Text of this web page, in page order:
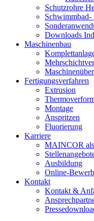
Schutzrohre
Schwimmbad-
Downloads
Maschinenbau
Fertigungsverfahren
Extrusion
Montage
Anspritzen
Fluorierung
Karriere
MAINCOR
Ausbildung
Online-
Kontakt
Kontakt &